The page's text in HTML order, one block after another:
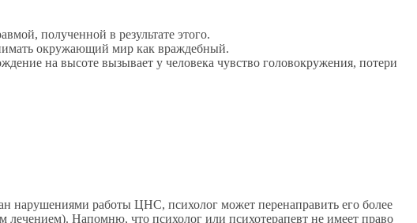
полученной в результате этого.
окружающий мир как враждебный.
на высоте вызывает у человека чувство головокружения, потери
нарушениями работы ЦНС, психолог может перенаправить его более
Напомню, что психолог или психотерапевт не имеет право